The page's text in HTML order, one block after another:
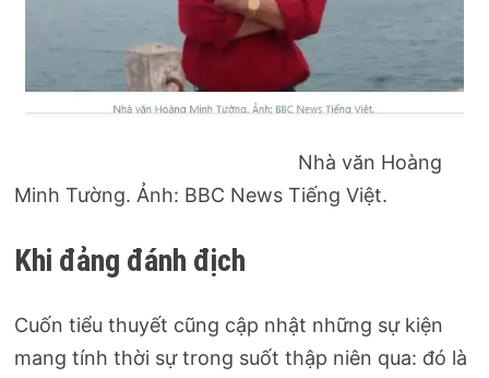
Nhà văn Hoàng
Minh Tường. Ảnh: BBC News Tiếng Việt.
Khi đảng đánh địch
Cuốn tiểu thuyết cũng cập nhật những sự kiện
mang tính thời sự trong suốt thập niên qua: đó là